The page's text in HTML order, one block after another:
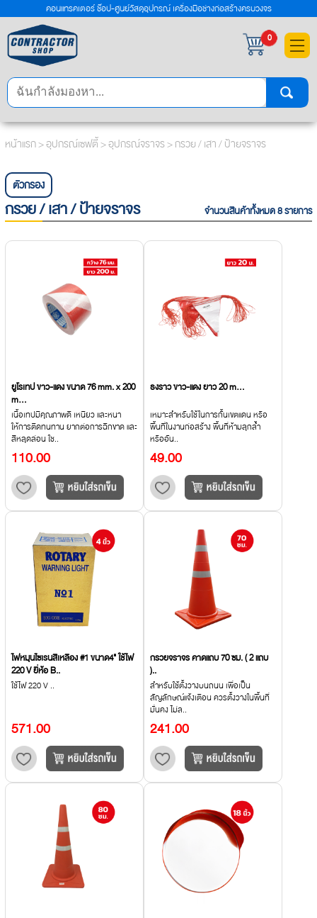
×
คอนแทรคเตอร์ ช๊อป-ศูนย์วัสดุอุปกรณ์ เครื่องมือช่างก่อสร้างครบวงจร
0
หน้าแรก>อุปกรณ์เซฟตี้>อุปกรณ์จราจร> กรวย / เสา / ป้ายจราจร
ตัวกรอง
กรวย / เสา / ป้ายจราจร จำนวนสินค้าทั้งหมด 8 รายการ
ยูโรเทป ขาว-แดง ขนาด 76 mm. x 200
m...
เนื้อเทปมีคุณภาพดี เหนียว และหนา
ให้การติดทนทาน ยากต่อการฉีกขาด และ
สีหลุดล่อน ใช..
110.00
ธงราว ขาว-แดง ยาว 20 m...
เหมาะสำหรับใช้ในการกั้นเขตแดน หรือ
พื้นที่ในงานก่อสร้าง พื้นที่ห้ามลุกล้ำ
หรืออัน..
49.00
ไฟหมุนไซเรนสีเหลือง #1 ขนาด4" ใช้ไฟ
220 V ยี่ห้อ B..
ใช้ไฟ 220 V ..
571.00
กรวยจราจร คาดแถบ 70 ซม. ( 2 แถบ
)..
สำหรับใช้ตั้งวางบนถนน เพื่อเป็น
สัญลักษณ์แจ้งเตือน ควรตั้งวางในพื้นที่
มั่นคง ไม่ล..
241.00